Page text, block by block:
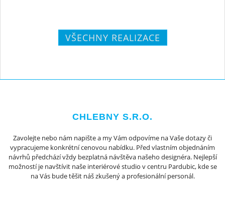
VŠECHNY REALIZACE
CHLEBNY S.R.O.
Zavolejte nebo nám napište a my Vám odpovíme na Vaše dotazy či
vypracujeme konkrétní cenovou nabídku. Před vlastním objednáním
návrhů předchází vždy bezplatná návštěva našeho designéra. Nejlepší
možností je navštívit naše interiérové studio v centru Pardubic, kde se
na Vás bude těšit náš zkušený a profesionální personál.